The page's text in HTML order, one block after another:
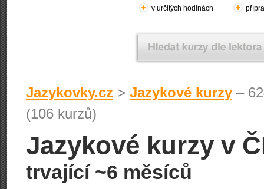
v určitých hodinách
Jazykovky.cz > Jazykové kurzy –
(106 kurzů)
Jazykové kurzy v
trvající ~6 měsíců